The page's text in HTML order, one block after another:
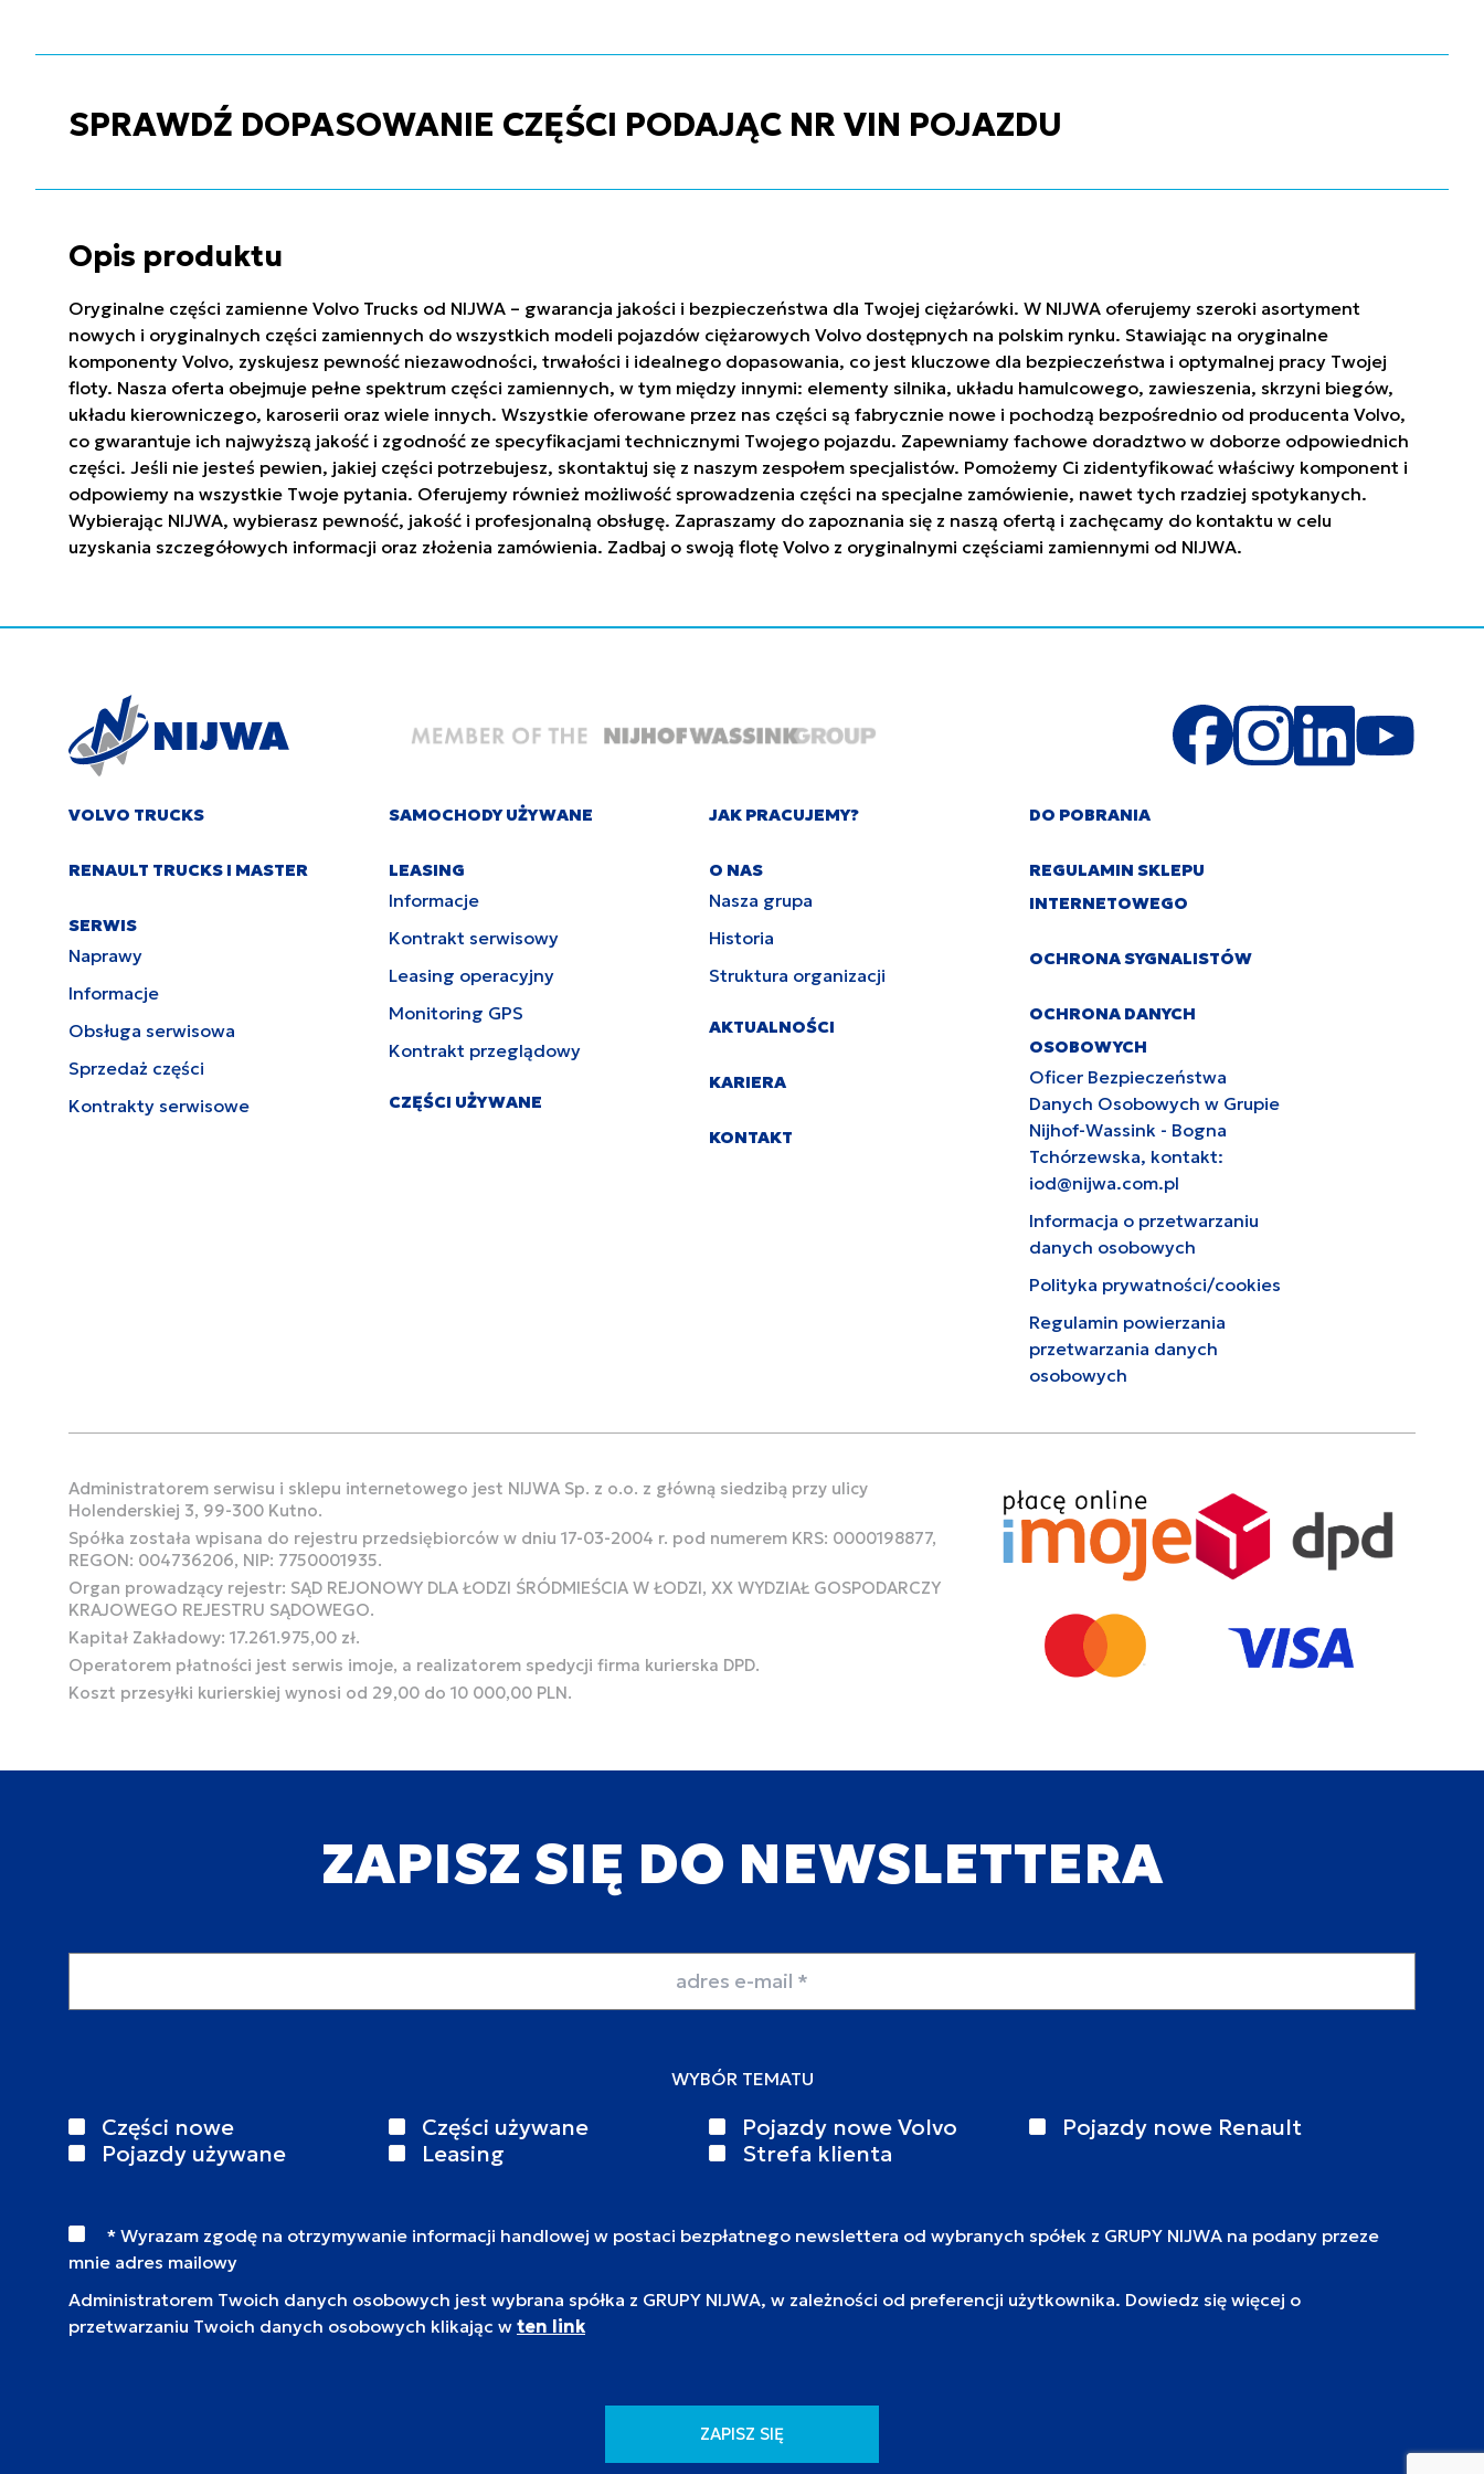
SPRAWDŹ DOPASOWANIE CZĘŚCI PODAJĄC NR VIN POJAZDU
Opis produktu
Oryginalne części zamienne Volvo Trucks od NIJWA – gwarancja jakości i bezpieczeństwa dla Twojej ciężarówki. W NIJWA oferujemy szeroki asortyment
nowych i oryginalnych części zamiennych do wszystkich modeli pojazdów ciężarowych Volvo dostępnych na polskim rynku. Stawiając na oryginalne
komponenty Volvo, zyskujesz pewność niezawodności, trwałości i idealnego dopasowania, co jest kluczowe dla bezpieczeństwa i optymalnej pracy Twojej
floty. Nasza oferta obejmuje pełne spektrum części zamiennych, w tym między innymi: elementy silnika, układu hamulcowego, zawieszenia, skrzyni biegów,
układu kierowniczego, karoserii oraz wiele innych. Wszystkie oferowane przez nas części są fabrycznie nowe i pochodzą bezpośrednio od producenta Volvo,
co gwarantuje ich najwyższą jakość i zgodność ze specyfikacjami technicznymi Twojego pojazdu. Zapewniamy fachowe doradztwo w doborze odpowiednich
części. Jeśli nie jesteś pewien, jakiej części potrzebujesz, skontaktuj się z naszym zespołem specjalistów. Pomożemy Ci zidentyfikować właściwy komponent i
odpowiemy na wszystkie Twoje pytania. Oferujemy również możliwość sprowadzenia części na specjalne zamówienie, nawet tych rzadziej spotykanych.
Wybierając NIJWA, wybierasz pewność, jakość i profesjonalną obsługę. Zapraszamy do zapoznania się z naszą ofertą i zachęcamy do kontaktu w celu
uzyskania szczegółowych informacji oraz złożenia zamówienia. Zadbaj o swoją flotę Volvo z oryginalnymi częściami zamiennymi od NIJWA.
VOLVO TRUCKS
RENAULT TRUCKS I MASTER
SERWIS
Naprawy
Informacje
Obsługa serwisowa
Sprzedaż części
Kontrakty serwisowe
SAMOCHODY UŻYWANE
LEASING
Informacje
Kontrakt serwisowy
Leasing operacyjny
Monitoring GPS
Kontrakt przeglądowy
CZĘŚCI UŻYWANE
JAK PRACUJEMY?
O NAS
Nasza grupa
Historia
Struktura organizacji
AKTUALNOŚCI
KARIERA
KONTAKT
DO POBRANIA
REGULAMIN SKLEPU
INTERNETOWEGO
OCHRONA SYGNALISTÓW
OCHRONA DANYCH
OSOBOWYCH
Oficer Bezpieczeństwa
Danych Osobowych w Grupie
Nijhof-Wassink - Bogna
Tchórzewska, kontakt:
iod@nijwa.com.pl
Informacja o przetwarzaniu
danych osobowych
Polityka prywatności/cookies
Regulamin powierzania
przetwarzania danych
osobowych
Administratorem serwisu i sklepu internetowego jest NIJWA Sp. z o.o. z główną siedzibą przy ulicy
Holenderskiej 3, 99-300 Kutno.
Spółka została wpisana do rejestru przedsiębiorców w dniu 17-03-2004 r. pod numerem KRS: 0000198877,
REGON: 004736206, NIP: 7750001935.
Organ prowadzący rejestr: SĄD REJONOWY DLA ŁODZI ŚRÓDMIEŚCIA W ŁODZI, XX WYDZIAŁ GOSPODARCZY
KRAJOWEGO REJESTRU SĄDOWEGO.
Kapitał Zakładowy: 17.261.975,00 zł.
Operatorem płatności jest serwis imoje, a realizatorem spedycji firma kurierska DPD.
Koszt przesyłki kurierskiej wynosi od 29,00 do 10 000,00 PLN.
ZAPISZ SIĘ DO NEWSLETTERA
WYBÓR TEMATU
Części nowe Części używane Pojazdy nowe Volvo
Pojazdy nowe Renault
Pojazdy używane
Leasing Strefa klienta
* Wyrazam zgodę na otrzymywanie informacji handlowej w postaci bezpłatnego newslettera od wybranych spółek z GRUPY NIJWA na podany przeze
mnie adres mailowy
Administratorem Twoich danych osobowych jest wybrana spółka z GRUPY NIJWA, w zależności od preferencji użytkownika. Dowiedz się więcej o
przetwarzaniu Twoich danych osobowych klikając w ten link